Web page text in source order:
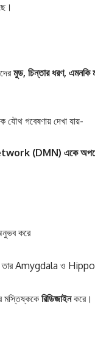
মুড, চিন্তার ধরণ, এমনকি
গবেষণায় দেখা যায়-
(DMN) একে
করে
তার Amygdala ও
মস্তিষ্ককে রিডিজাইনকরে।